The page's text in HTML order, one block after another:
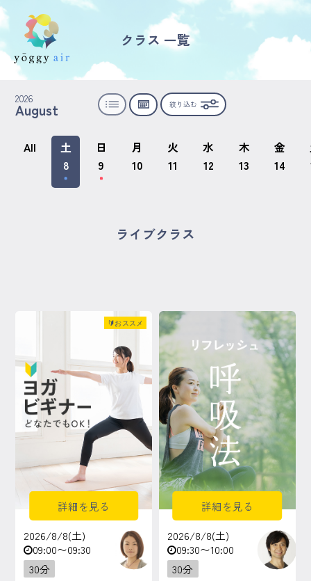
受講の流れ
料金について
インストラクター一覧
FAQ / お問い合わせ
ログイン
会員規約について
クラス参加にあたっての同意書
特定商取引にかかわる表示
プライバシーポリシー
クラス 一覧
2026
August 絞り込む
All
土
8
日
9
月
10
火
11
水
12
木
13
金
14
ライブクラス
🔰おススメ
詳細を見る
2026/8/8(土)
09:00〜09:30
30分
詳細を見る
2026/8/8(土)
09:30〜10:00
30分